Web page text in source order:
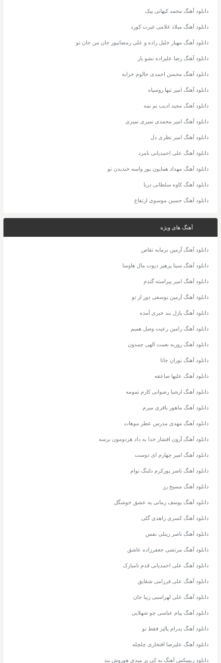
دانلود آهنگ محمد کیهانی پیک
دانلود آهنگ میلاد غلامی غیرت کورد
دانلود آهنگ مهیار خلیل زاده و علی رمضانپور جان من جان تو
دانلود آهنگ رضا علیزاده نشو یار
دانلود آهنگ محسن احمدی حالوم خرابه
دانلود آهنگ امیر تنها روسیاه
دانلود آهنگ مجید ادیب نم نمه
دانلود آهنگ امیر محمدی نمیری نمیری
دانلود آهنگ امیر نظری دل
دانلود آهنگ علی احمدیانی نامرد
دانلود آهنگ مهداد همایون پور واسه خندیدن تو
دانلود آهنگ کاوه سلطانی دریا
دانلود آهنگ حسین موسوی ارتفاع
آهنگ های ویژه
دانلود آهنگ آرمین برمایه تقاص
دانلود آهنگ سینا پرهیز دیوت مال هاوسا
دانلود آهنگ امیر پیراسته گندم
دانلود آهنگ آرمین یوسفی دور از تو
دانلود آهنگ پازل بند خبری آمده
دانلود آهنگ رامین رعیت وصل همیم
دانلود آهنگ روزبه نعمت الهی چمدون
دانلود آهنگ نوران جانا
دانلود آهنگ علیها صاعقه
دانلود آهنگ ارشیا رضوانی کارم تمومه
دانلود آهنگ ماهور باقری میرم
دانلود آهنگ مهدی مدرس عطر موهات
دانلود آهنگ آرون افشار خدا به داد هردومون برسه
دانلود آهنگ امیر چهارم ای دوست
دانلود آهنگ ناصر پورکرم دلتنگ توام
دانلود آهنگ مسیح رز
دانلود آهنگ یوسف زمانی یه عشق خوشگل
دانلود آهنگ کسری زاهدی گلی
دانلود آهنگ ناصر زینلی نفس
دانلود آهنگ مرتضی جعفرزاده عاشق
دانلود آهنگ علی احمدیانی قدم نامبارک
دانلود آهنگ علی فرزامی شقایق
دانلود آهنگ علی لهراسبی زیبا جان
دانلود آهنگ پیام عباسی چو شهلایی
دانلود آهنگ پدرام پالیز فقط تو
دانلود آهنگ علیرضا افتخاری چلچله
دانلود ریمیکس آهنگ به کی پز میدی هوروش بند